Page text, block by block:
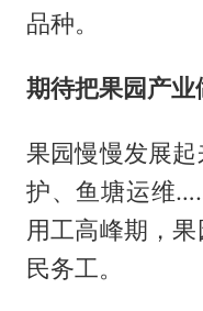
品种。
期待把果园产
果园慢慢发展
护、鱼塘运维
用工高峰期，
民务工。